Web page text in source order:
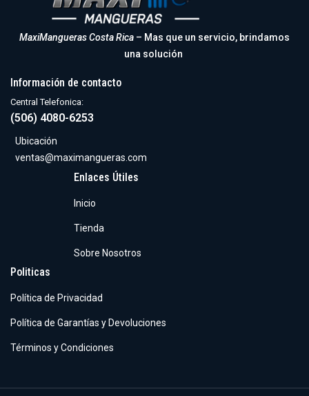
MaxiMangueras Costa Rica – Mas que un servicio, brindamos
una solución
Enlaces Útiles
Inicio
Tienda
Sobre Nosotros
Politicas
Política de Privacidad
Política de Garantías y Devoluciones
Términos y Condiciones
Información de contacto
Central Telefonica:
(506) 4080-6253
Ubicación
ventas@maximangueras.com